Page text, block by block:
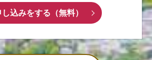
し込みをする（無料）